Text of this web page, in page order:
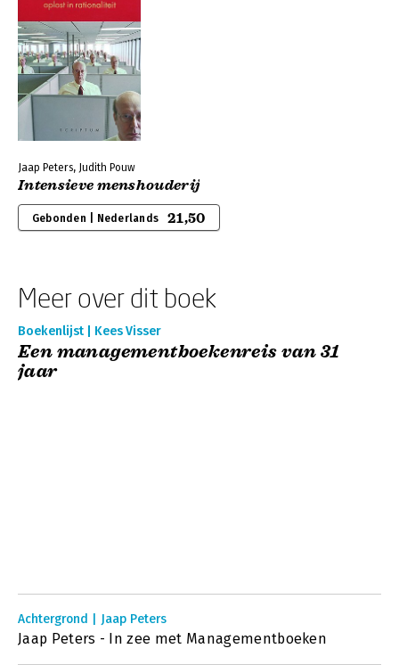
Jaap Peters, Judith Pouw
Intensieve menshouderij
Gebonden | Nederlands 21,50
Meer over dit boek
Boekenlijst | Kees Visser
Een managementboekenreis van 31
jaar
Achtergrond | Jaap Peters
Jaap Peters - In zee met Managementboeken